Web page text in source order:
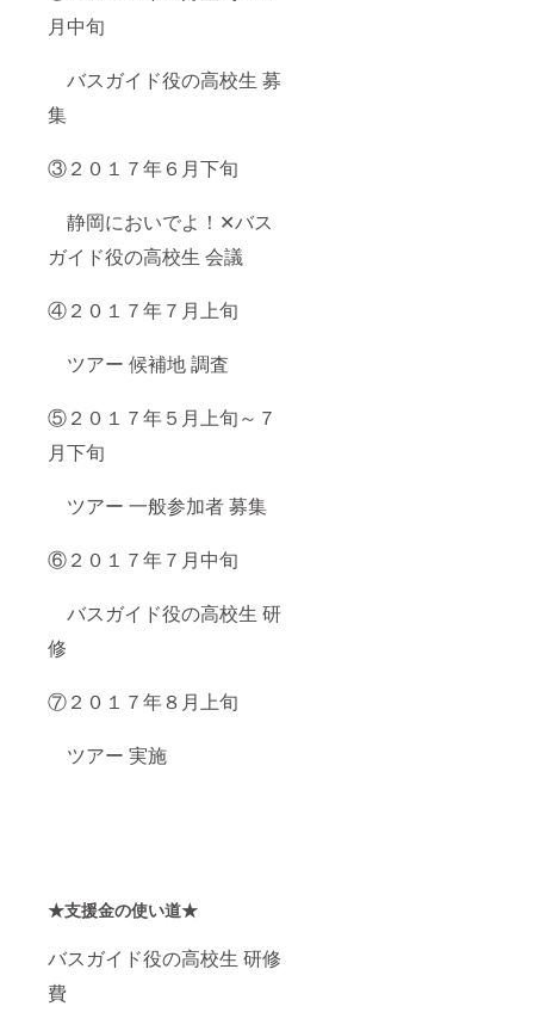
月中旬
バスガイド役の高校生 募
集
③２０１７年６月下旬
静岡においでよ！✕バス
ガイド役の高校生 会議
④２０１７年７月上旬
ツアー 候補地 調査
⑤２０１７年５月上旬～７
月下旬
ツアー 一般参加者 募集
⑥２０１７年７月中旬
バスガイド役の高校生 研
修
⑦２０１７年８月上旬
ツアー 実施
★支援金の使い道★
バスガイド役の高校生 研修
費